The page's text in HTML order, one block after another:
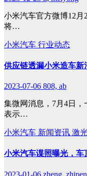
小米汽车官方微博12
将…
小米汽车 行业动态
供应链透漏小米造车
2023-07-06 808, ab
集微网消息，7月4日
表示…
小米汽车 新闻资讯 激
小米汽车谍照曝光，车
2023-01-06 zheng,